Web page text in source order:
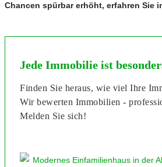
Chancen spürbar erhöht, erfahren Sie
Jede Immobilie ist
Finden Sie heraus, wie viel Ihre
Wir bewerten Immobilien -
Melden Sie sich!